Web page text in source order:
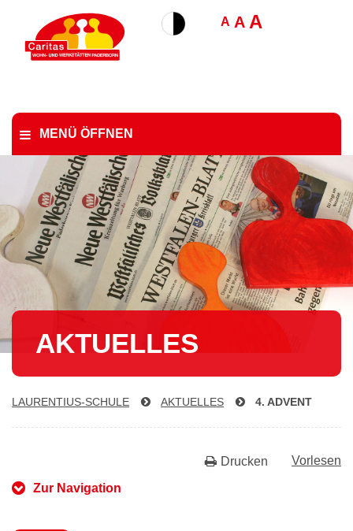
A A A
MENÜ ÖFFNEN
AKTUELLES
LAU­REN­TI­US-SCHU­LE AKTUELLES 4. ADVENT
Vorlesen
Drucken
Zur Navigation